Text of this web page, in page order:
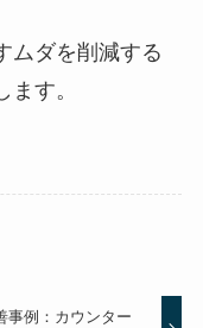
ムダを削減する
す。
事例：カウンター